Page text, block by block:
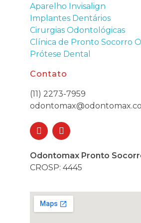
Aparelho Invisalign
Implantes Dentários
Cirurgias Odontológicas
Clínica de Pronto Socorro
Prótese Dental
Contato
(11) 2273-7959
Odontomax Pronto
CROSP: 4445